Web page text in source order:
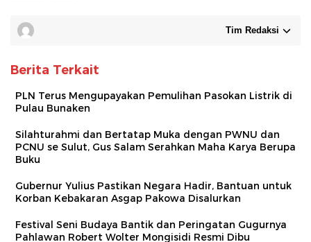
Tim Redaksi
Berita Terkait
PLN Terus Mengupayakan Pemulihan Pasokan Listrik di
Pulau Bunaken
Silahturahmi dan Bertatap Muka dengan PWNU dan
PCNU se Sulut, Gus Salam Serahkan Maha Karya Berupa
Buku
Gubernur Yulius Pastikan Negara Hadir, Bantuan untuk
Korban Kebakaran Asgap Pakowa Disalurkan
Festival Seni Budaya Bantik dan Peringatan Gugurnya
Pahlawan Robert Wolter Mongisidi Resmi Dibu